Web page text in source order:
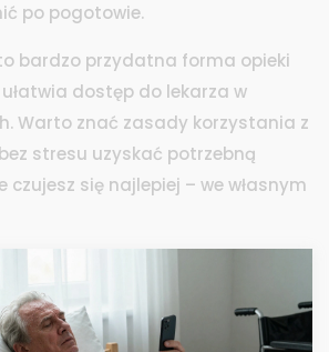
po pogotowie.
bardzo przydatna forma opieki
dostęp do lekarza w
Warto znać zasady korzystania z
stresu uzyskać potrzebną
się najlepiej – we własnym